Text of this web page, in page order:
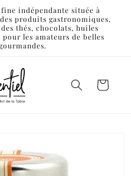
indépendante située à
produits gastronomiques,
thés, chocolats, huiles
les amateurs de belles
Panier